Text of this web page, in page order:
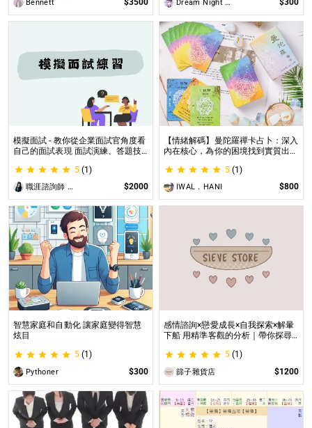
Bennett
些東西。
Dream Night Butterfly
模擬面試 - 教你從企業面試官角度看
自己的面試表現 面試演練、答題技
5 (1)
職涯諮詢師 阿紫 $2000
【情緒解碼】曼陀羅禪卡占卜：深入
內在核心，為你的困境找到實質出口
情緒解析，打破人生卡關循環
5 (1)
IWAL．HANI $800
智慧家庭和自動化 讓家庭變得智慧
炫目
5 (1)
Pythoner $300
感情諮詢×戀愛成長×自我探索×解暈
下船 用精準客觀的分析｜帶你探尋
5 (1)
篩子雜貨店 $1200